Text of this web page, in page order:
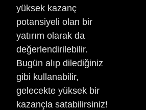
yüksek kazanç
potansiyeli olan bir
yatırım olarak da
değerlendirilebilir.
Bugün alıp dilediğiniz
gibi kullanabilir,
gelecekte yüksek bir
kazançla satabilirsiniz!